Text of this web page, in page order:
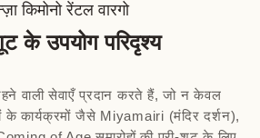
किमोनो रेंटल वारगो
के उपयोग परिदृश्य
वाली सेवाएँ प्रदान करते हैं, जो न केवल
के कार्यक्रमों जैसे Miyamairi (मंदिर दर्शन),